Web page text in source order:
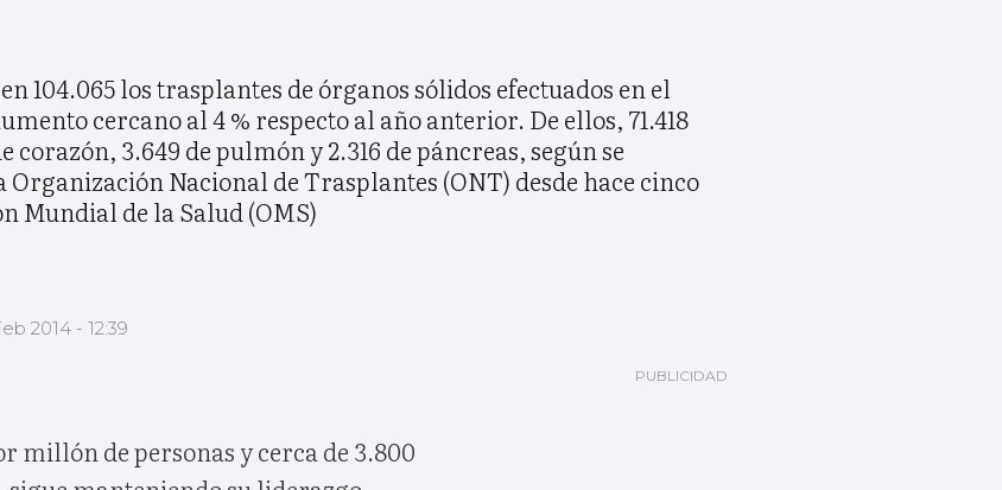
104.065 los trasplantes de órganos sólidos efectuados en el
cercano al 4 % respecto al año anterior. De ellos, 71.418
3.649 de pulmón y 2.316 de páncreas, según se
Nacional de Trasplantes (ONT) desde hace cinco
Mundial de la Salud (OMS)
2014 - 12:39
millón de personas y cerca de 3.800